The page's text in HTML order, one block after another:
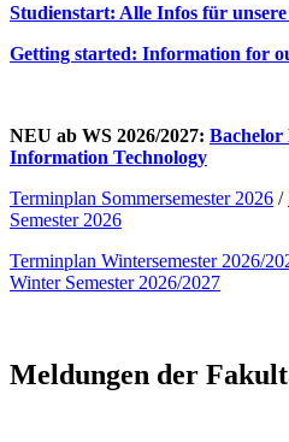
Studienstart: Alle Infos für
Getting started: Information for
NEU ab WS 2026/2027: Bachelor
Information Technology
Terminplan Sommersemester 2026 /
Semester 2026
Terminplan Wintersemester 2026/
Winter Semester 2026/2027
Meldungen der